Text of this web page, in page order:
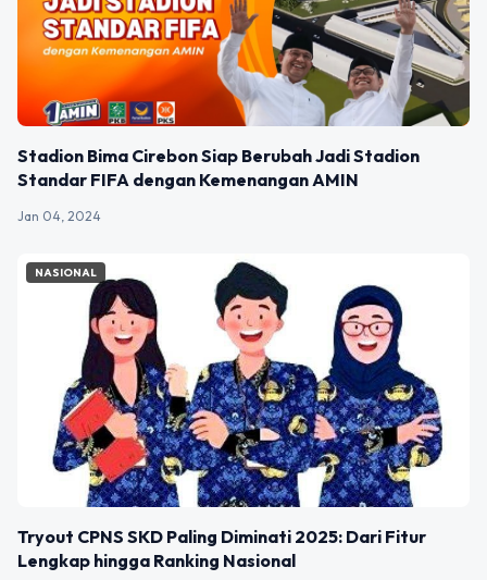
Stadion Bima Cirebon Siap Berubah Jadi Stadion
Standar FIFA dengan Kemenangan AMIN
Jan 04, 2024
NASIONAL
Tryout CPNS SKD Paling Diminati 2025: Dari Fitur
Lengkap hingga Ranking Nasional